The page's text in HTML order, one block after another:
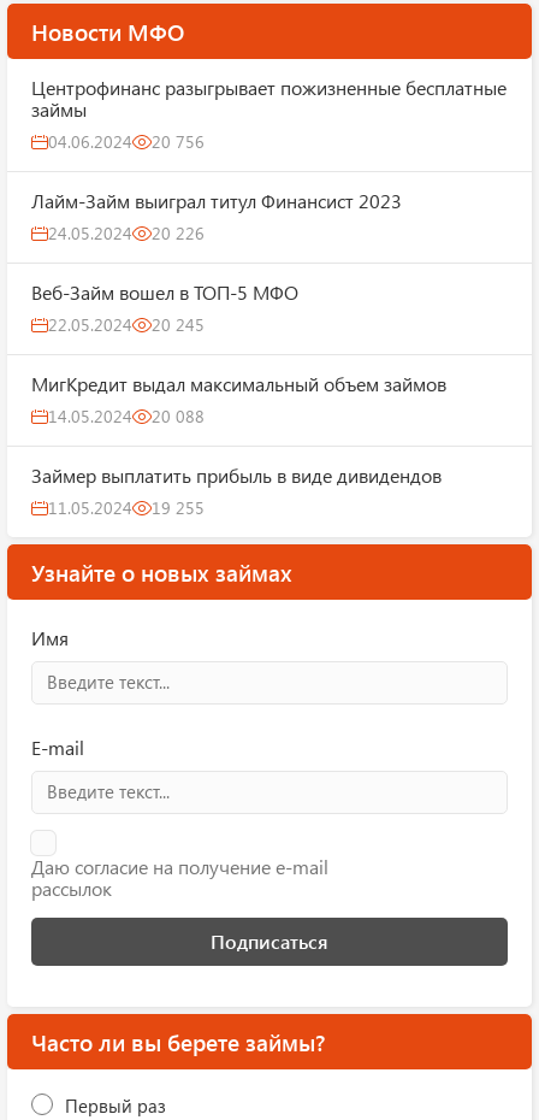
Новости МФО
Центрофинанс разыгрывает пожизненные бесплатные
займы
04.06.2024 20 756
Лайм-Займ выиграл титул Финансист 2023
24.05.2024 20 226
Веб-Займ вошел в ТОП-5 МФО
22.05.2024 20 245
МигКредит выдал максимальный объем займов
14.05.2024 20 088
Займер выплатить прибыль в виде дивидендов
11.05.2024 19 255
Узнайте о новых займах
Имя
E-mail
Даю согласие на получение e-mail
рассылок
Подписаться
Часто ли вы берете займы?
Первый раз